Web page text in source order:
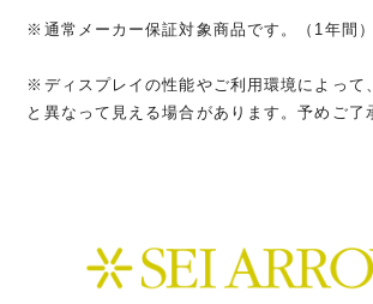
※通常メーカー保証対象商品です。（1年間）
※ディスプレイの性能やご利用環境によって
と異なって見える場合があります。予めご了